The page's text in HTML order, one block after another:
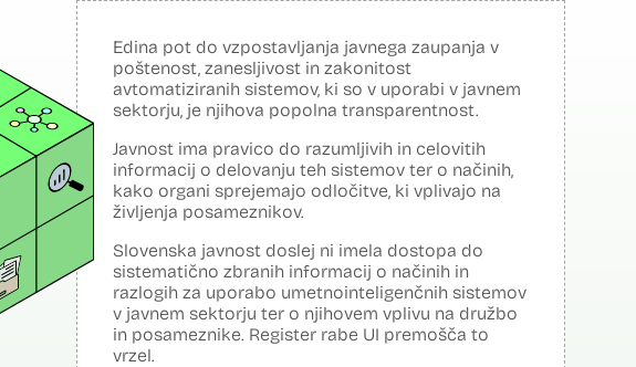
Edina pot do vzpostavljanja javnega zaupanja v
poštenost, zanesljivost in zakonitost
avtomatiziranih sistemov, ki so v uporabi v javnem
sektorju, je njihova popolna transparentnost.
Javnost ima pravico do razumljivih in celovitih
informacij o delovanju teh sistemov ter o načinih,
kako organi sprejemajo odločitve, ki vplivajo na
življenja posameznikov.
Slovenska javnost doslej ni imela dostopa do
sistematično zbranih informacij o načinih in
razlogih za uporabo umetnointeligenčnih sistemov
v javnem sektorju ter o njihovem vplivu na družbo
in posameznike. Register rabe UI premošča to
vrzel.